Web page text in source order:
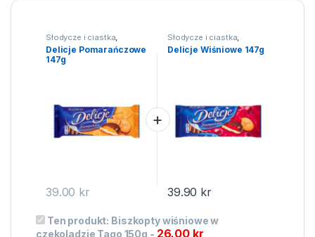
Słodycze i ciastka
Ciastka
Delicje Pomarańczowe
147g
39.00 kr
Słodycze i ciastka
Ciastka
Delicje Wiśniowe 147g
39.90 kr
Ten produkt: Biszkopty wiśniowe w
czekoladzie Tago 150g - 26.00 kr